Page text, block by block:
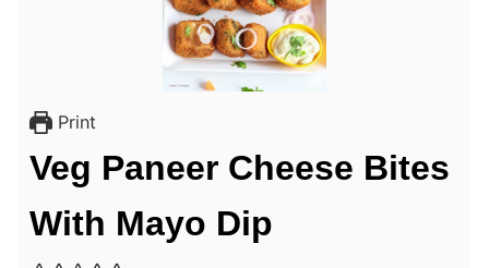
Print
Veg Paneer Cheese Bites
With Mayo Dip